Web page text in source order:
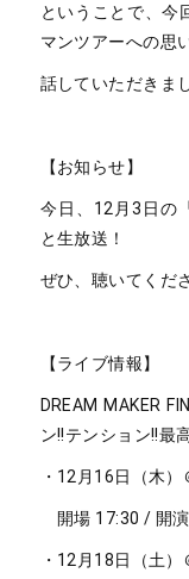
ということで、今
マンツアーへの思
話していただきま
【お知らせ】
今日、12月3日の
と生放送！
ぜひ、聴いてくだ
【ライブ情報】
DREAM MAKER
ン!!テンション!!最
・12月16日（木
開場 17:30 / 開
・12月18日（土